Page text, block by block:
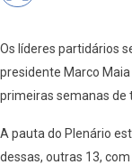
Os líderes partidários
presidente Marco
primeiras semanas de
A pauta do Plenário
dessas, outras 13,